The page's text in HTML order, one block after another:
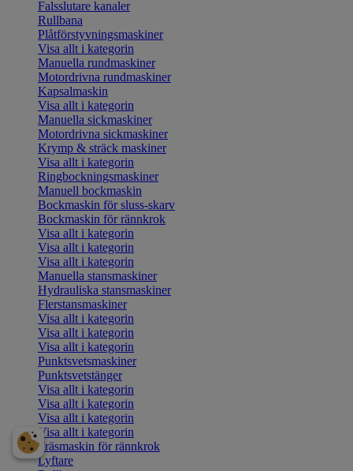
Falsslutare kanaler
Rullbana
Plåtförstyvningsmaskiner
Visa allt i kategorin
Manuella rundmaskiner
Motordrivna rundmaskiner
Kapsalmaskin
Visa allt i kategorin
Manuella sickmaskiner
Motordrivna sickmaskiner
Krymp & sträck maskiner
Visa allt i kategorin
Ringbockningsmaskiner
Manuell bockmaskin
Bockmaskin för sluss-skarv
Bockmaskin för rännkrok
Visa allt i kategorin
Visa allt i kategorin
Visa allt i kategorin
Manuella stansmaskiner
Hydrauliska stansmaskiner
Flerstansmaskiner
Visa allt i kategorin
Visa allt i kategorin
Visa allt i kategorin
Punktsvetsmaskiner
Punktsvetstänger
Visa allt i kategorin
Visa allt i kategorin
Visa allt i kategorin
Visa allt i kategorin
Fräsmaskin för rännkrok
Lyftare